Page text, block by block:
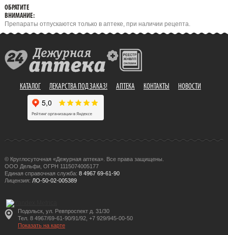
ОБРАТИТЕ
ВНИМАНИЕ:
Препараты отпускаются только в аптеке, при наличии рецепта.
КАТАЛОГ ЛЕКАРСТВА ПОД ЗАКАЗ! АПТЕКА КОНТАКТЫ НОВОСТИ
© Круглосуточная «Дежурная аптека». Все права защищены.
ООО Дельфи, ОГРН 1115074005177
Единая справочная служба: 8 4967 69-61-90
Лицензия: ЛО-50-02-005389
Подольск, ул. Ревпроспект д. 31/30
Тел. 8 4967/69-61-90/91/92, +7 929/945-00-50
Показать на карте